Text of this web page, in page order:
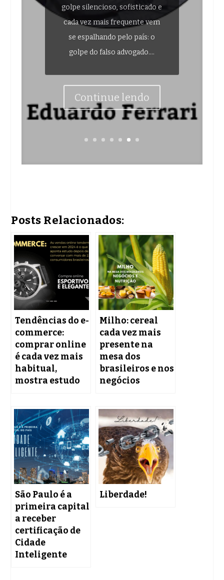
cada vez mais frequente vem
se espalhando pelo país: o
Continue lendo
Posts Relacionados:
Tendências do e-
commerce:
comprar online
é cada vez mais
habitual,
mostra estudo
Milho: cereal
cada vez mais
presente na
mesa dos
brasileiros e nos
negócios
São Paulo é a
primeira capital
a receber
certificação de
Cidade
Inteligente
Liberdade!